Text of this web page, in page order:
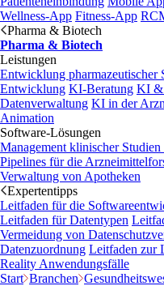
Wellness-App Fitness-App
Pharma & Biotech
Pharma & Biotech
Leistungen
Entwicklung pharmazeutischer
Entwicklung KI-Beratung KI &
Datenverwaltung KI in der
Animation
Software-Lösungen
Management klinischer Studien
Pipelines für die
Verwaltung von Apotheken
Expertentipps
Leitfaden für die
Leitfaden für Datentypen
Vermeidung von
Datenzuordnung Leitfaden zur
Reality Anwendungsfälle
Start Branchen